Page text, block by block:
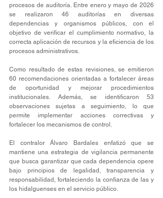
procesos de auditoría. Entre enero y mayo de 2026
se realizaron 46 auditorías en diversas
dependencias y organismos públicos, con el
objetivo de verificar el cumplimiento normativo, la
correcta aplicación de recursos y la eficiencia de los
procesos administrativos.
Como resultado de estas revisiones, se emitieron
60 recomendaciones orientadas a fortalecer áreas
de oportunidad y mejorar procedimientos
institucionales. Además, se identificaron 53
observaciones sujetas a seguimiento, lo que
permite implementar acciones correctivas y
fortalecer los mecanismos de control.
El contralor Álvaro Bardales enfatizó que se
mantiene una estrategia de vigilancia permanente
que busca garantizar que cada dependencia opere
bajo principios de legalidad, transparencia y
responsabilidad, fortaleciendo la confianza de las y
los hidalguenses en el servicio público.